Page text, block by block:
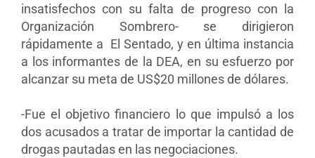
insatisfechos con su falta de progreso con la
Organización Sombrero- ​​se dirigieron
rápidamente a El Sentado, y en última instancia
a los informantes de la DEA, en su esfuerzo por
alcanzar su meta de US$20 millones de dólares.
-Fue el objetivo financiero lo que impulsó a los
dos acusados a tratar de importar la cantidad de
drogas pautadas en las negociaciones.